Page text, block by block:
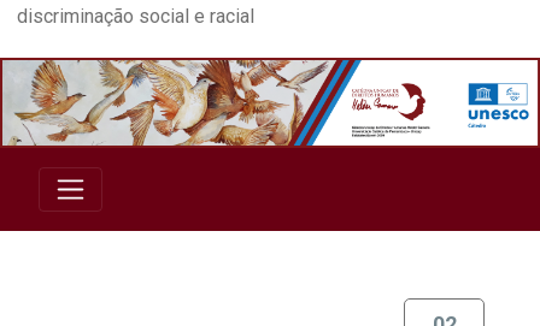
discriminação social e racial